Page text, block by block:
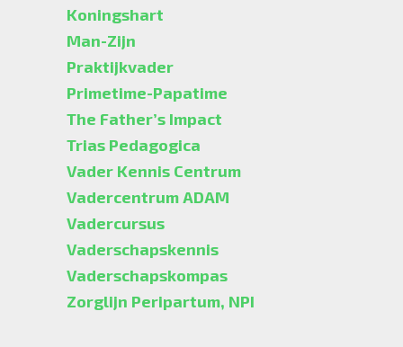
Koningshart
Man-Zijn
Praktijkvader
Primetime-Papatime
The Father’s Impact
Trias Pedagogica
Vader Kennis Centrum
Vadercentrum ADAM
Vadercursus
Vaderschapskennis
Vaderschapskompas
Zorglijn Peripartum, NPI